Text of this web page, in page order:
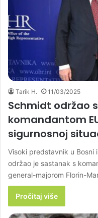
Tarik H. 11/03/2025
Schmidt održao
komandantom
sigurnosnoj
Visoki predstavnik u Bosni
održao je sastanak s
general-majorom Florin-
Pročitaj više